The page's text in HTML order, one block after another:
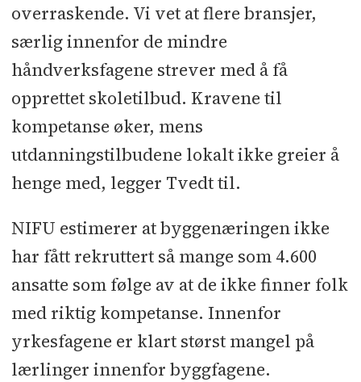
overraskende. Vi vet at flere bransjer,
særlig innenfor de mindre
håndverksfagene strever med å få
opprettet skoletilbud. Kravene til
kompetanse øker, mens
utdanningstilbudene lokalt ikke greier å
henge med, legger Tvedt til.
NIFU estimerer at byggenæringen ikke
har fått rekruttert så mange som 4.600
ansatte som følge av at de ikke finner folk
med riktig kompetanse. Innenfor
yrkesfagene er klart størst mangel på
lærlinger innenfor byggfagene.